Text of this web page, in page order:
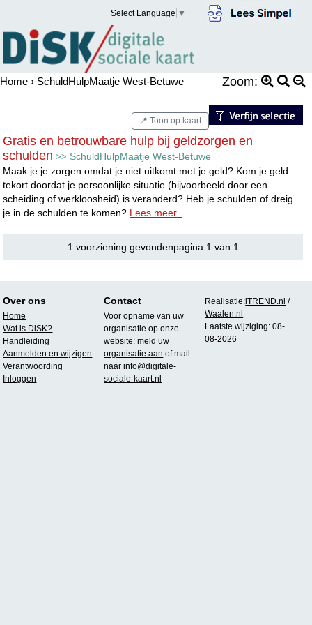
Select Language ▼
Home › SchuldHulpMaatje West-Betuwe Zoom:
📍 Toon op kaart
Gratis en betrouwbare hulp bij geldzorgen en
schulden >> SchuldHulpMaatje West-Betuwe
Maak je je zorgen omdat je niet uitkomt met je geld? Kom je geld
tekort doordat je persoonlijke situatie (bijvoorbeeld door een
scheiding of werkloosheid) is veranderd? Heb je schulden of dreig
je in de schulden te komen? Lees meer..
1 voorziening gevondenpagina 1 van 1
Over ons
Home
Wat is DiSK?
Handleiding
Aanmelden en wijzigen
Verantwoording
Inloggen
Contact
Voor opname van uw
organisatie op onze
website:meld uw
organisatie aan of mail
naarinfo@digitale-
sociale-kaart.nl
Realisatie:iTREND.nl /
Waalen.nl
Laatste wijziging: 08-
08-2026